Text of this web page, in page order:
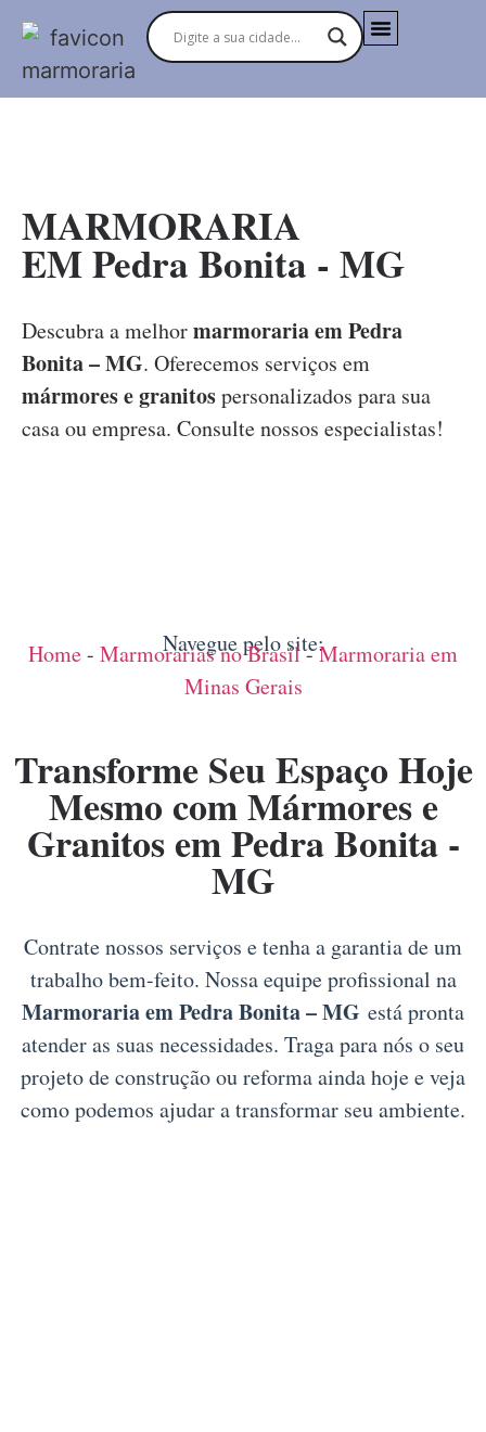
MARMORARIA
EM Pedra Bonita - MG
Descubra a melhormarmoraria em Pedra
Bonita – MG. Oferecemos serviços em
mármores e granitospersonalizados para sua
casa ou empresa. Consulte nossos especialistas!
Navegue pelo site:
Home- Marmorarias no Brasil-Marmoraria em
Minas Gerais
Transforme Seu Espaço Hoje
Mesmo com Mármores e
Granitos em Pedra Bonita -
MG
Contrate nossos serviços e tenha a garantia de um
trabalho bem-feito. Nossa equipe profissional na
Marmoraria em Pedra Bonita – MG está pronta
atender as suas necessidades. Traga para nós o seu
projeto de construção ou reforma ainda hoje e veja
como podemos ajudar a transformar seu ambiente.